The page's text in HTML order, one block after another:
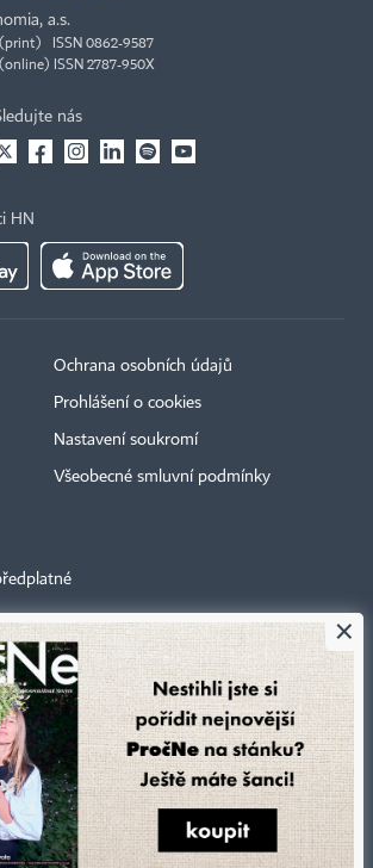
a.s.
(print) ISSN 0862-9587
ISSN 2787-950X
nás
HN
Ochrana osobních údajů
Prohlášení o cookies
Nastavení soukromí
Všeobecné smluvní podmínky
vydavatel. Bez písemného svolení vydavatele je
částí nebo celku díla, zejména rozmnožování a šíření
nebo elektronickým, v českém nebo
vydavatele je zakázáno též rozmnožování
analýzy textů nebo dat
×